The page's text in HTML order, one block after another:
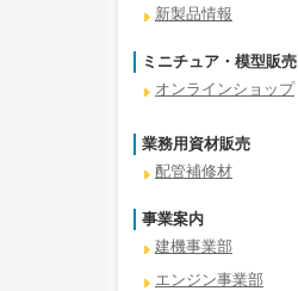
新製品情報
ミニチュア・模型販売
オンラインショップ
業務用資材販売
配管補修材
事業案内
建機事業部
エンジン事業部